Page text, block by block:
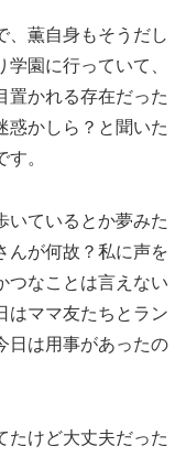
、薫自身もそうだし
学園に行っていて、
置かれる存在だった
惑かしら？と聞いた
。
いているとか夢みた
んが何故？私に声を
つなことは言えない
はママ友たちとラン
日は用事があったの
たけど大丈夫だった